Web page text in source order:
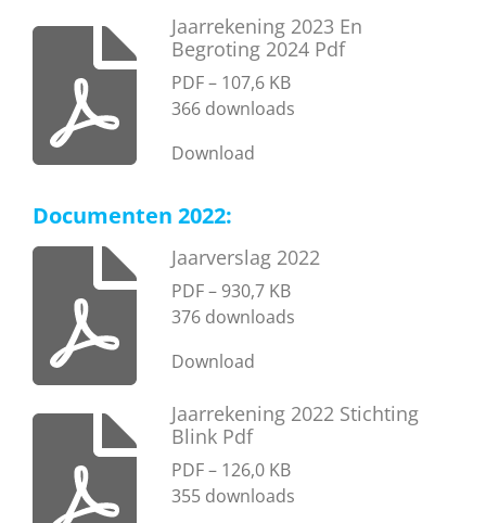
Jaarrekening 2023 En
Begroting 2024 Pdf
PDF – 107,6 KB
366 downloads
Download
Documenten 2022:
Jaarverslag 2022
PDF – 930,7 KB
376 downloads
Download
Jaarrekening 2022 Stichting
Blink Pdf
PDF – 126,0 KB
355 downloads